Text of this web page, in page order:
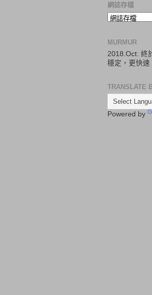
網誌存檔
MURMUR
2018.Oct: 終
穩定，更快速
TRANSLATE
Powered by